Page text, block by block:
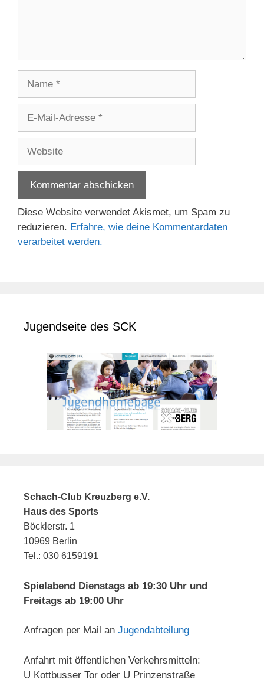
Adresse
Diese Website verwendet Akismet, um Spam zu
reduzieren. Erfahre, wie deine Kommentardaten
verarbeitet werden.
Jugendseite des SCK
Schach-Club Kreuzberg e.V.
Haus des Sports
Böcklerstr. 1
10969 Berlin
Tel.: 030 6159191
Spielabend Dienstags ab 19:30 Uhr und
Freitags ab 19:00 Uhr
Anfragen per Mail an Jugendabteilung
Anfahrt mit öffentlichen Verkehrsmitteln:
U Kottbusser Tor oder U Prinzenstraße